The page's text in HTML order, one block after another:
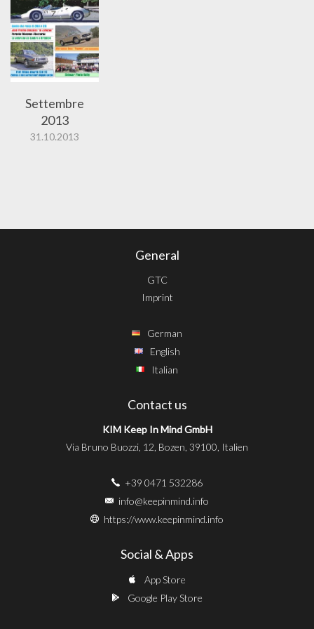
Settembre
2013
31.10.2013
General
GTC
Imprint
German
English
Italian
Contact us
KIM Keep In Mind GmbH
Via Bruno Buozzi, 12, Bozen, 39100, Italien
+39 0471 532286
info@keepinmind.info
https://www.keepinmind.info
Social & Apps
App Store
Google Play Store